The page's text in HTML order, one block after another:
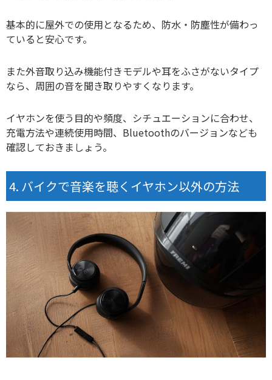
基本的に屋外での使用となるため、防水・防塵性が備わっ
ていると安心です。
また外音取り込み機能付きモデルや耳をふさがないタイプ
なら、周囲の音を聞き取りやすくなります。
イヤホンを使う目的や頻度、シチュエーションに合わせ、
充電方法や連続使用時間、Bluetoothのバージョンなども
確認しておきましょう。
バイクで音楽を聴くイヤホン以外の方法